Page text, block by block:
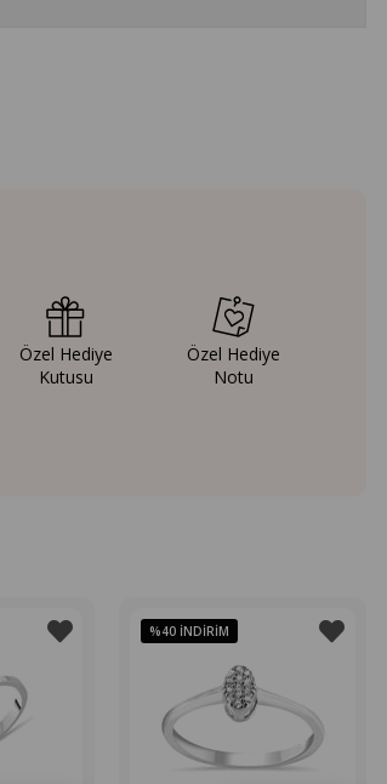
Özel Hediye
Kutusu
Özel Hediye
Notu
%40 İNDIRIM